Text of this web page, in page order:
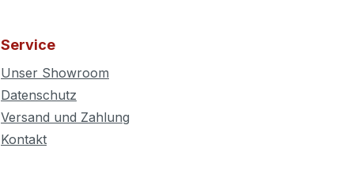
Service
Unser Showroom
Datenschutz
Versand und Zahlung
Kontakt